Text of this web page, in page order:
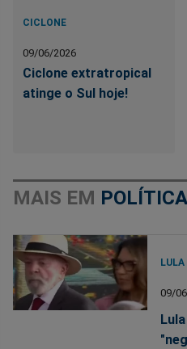
CICLONE
09/06/2026
Ciclone extratropical
atinge o Sul hoje!
MAIS EM POLÍTICA
LULA
09/